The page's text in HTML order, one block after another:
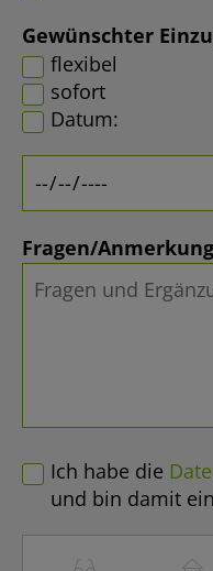
Gewünschter
flexibel
sofort
Datum:
Fragen/
Ich habe die
und bin damit